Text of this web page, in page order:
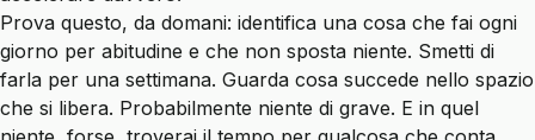
Prova questo, da domani: identifica una cosa che fai ogni
giorno per abitudine e che non sposta niente. Smetti di
farla per una settimana. Guarda cosa succede nello spazio
che si libera. Probabilmente niente di grave. E in quel